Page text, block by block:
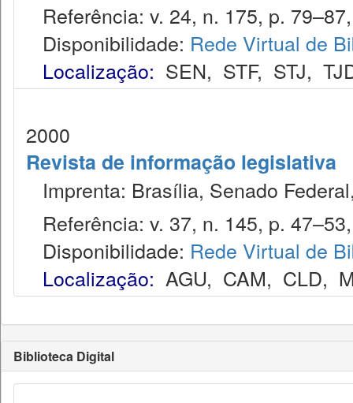
Referência: v. 24, n. 175, p.
Disponibilidade: Rede Virtual de
Localização: SEN, STF, STJ,
2000
Revista de informação legislativa
Imprenta: Brasília, Senado
Referência: v. 37, n. 145, p.
Disponibilidade: Rede Virtual de
Localização: AGU, CAM, CLD,
Biblioteca Digital